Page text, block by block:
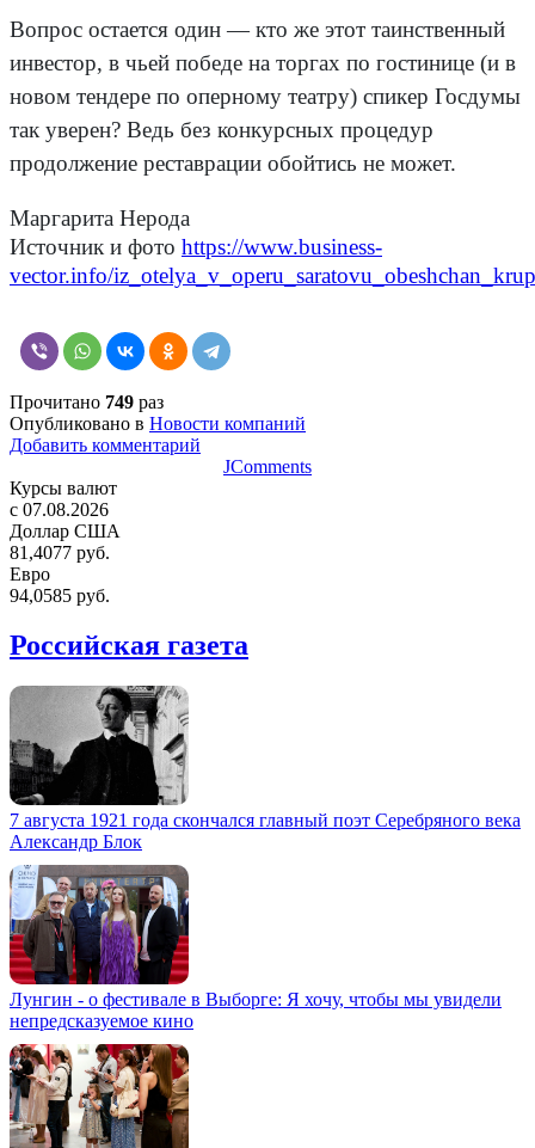
Вопрос остается один — кто же этот таинственный
инвестор, в чьей победе на торгах по гостинице (и в
новом тендере по оперному театру) спикер Госдумы
так уверен? Ведь без конкурсных процедур
продолжение реставрации обойтись не может.
Маргарита Нерода
Источник и фото https://www.business-
vector.info/
Прочитано 749 раз
Опубликовано в Новости компаний
Добавить комментарий
JComments
Курсы валют
c 07.08.2026
Доллар США
81,4077 руб.
Евро
94,0585 руб.
Российская газета
7 августа 1921 года скончался главный поэт Серебряного века
Александр Блок
Лунгин - о фестивале в Выборге: Я хочу, чтобы мы увидели
непредсказуемое кино